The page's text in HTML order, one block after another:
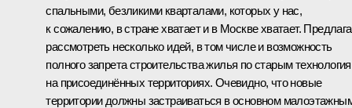
спальными, безликими кварталами, которых у нас,
к сожалению, в стране хватает и в Москве хватает.
рассмотреть несколько идей, в том числе и возможность
полного запрета строительства жилья по старым
на присоединённых территориях. Очевидно, что новые
территории должны застраиваться в основном